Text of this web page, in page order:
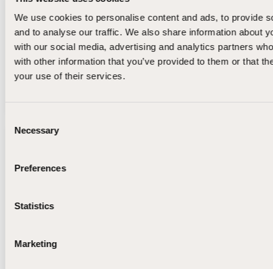
We use cookies to personalise content and ads, to provide
and to analyse our traffic. We also share information about
with our social media, advertising and analytics partners
with other information that you’ve provided to them or that
your use of their services.
Selection
Necessary
Preferences
Statistics
Marketing
HAKUAIKA PÄÄTTYY
15.9.2026
Kasvatus-ja ohjausalan perustutkinto,
1.10.2026 – 30.9.2028
Kasvatus- ja ohjausala
HAKUAIKA PÄÄTTYY